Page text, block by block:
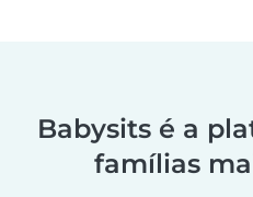
Babysits é a
famílias